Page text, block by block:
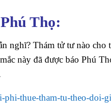
Thọ:
nghĩ? Thám tử tư nào cho
này đã được báo Phú
phi-thue-tham-tu-theo-doi-